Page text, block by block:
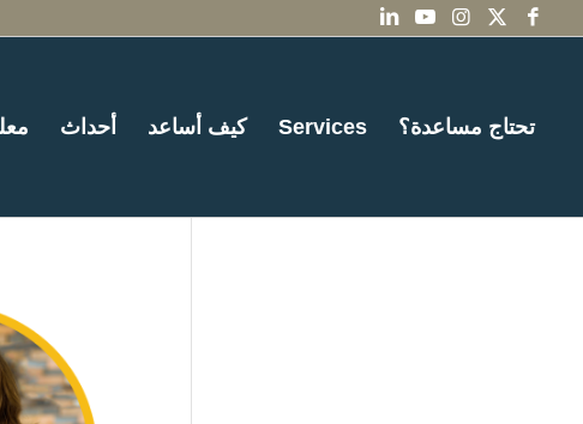
تحتاج مساعدة؟ Services كيف أساعد أحداث